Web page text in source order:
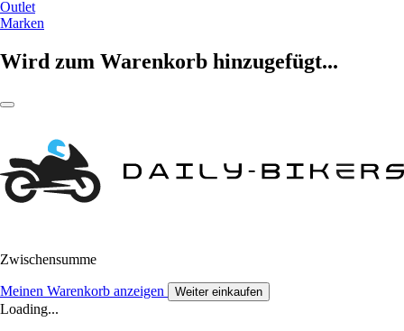
Outlet
Marken
Wird zum Warenkorb hinzugefügt...
Zwischensumme
Meinen Warenkorb anzeigen Weiter einkaufen
Loading...